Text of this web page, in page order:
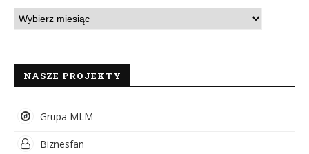
NASZE PROJEKTY
Grupa MLM
Biznesfan